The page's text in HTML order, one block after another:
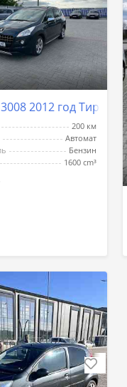
2012 год
200 км
Автомат
Бензин
1600 cm³